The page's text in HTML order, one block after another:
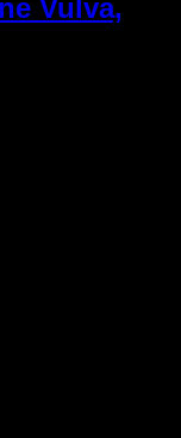
Vulva,